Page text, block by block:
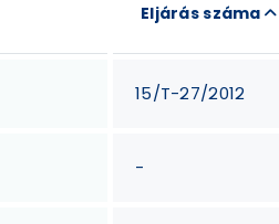
Eljárás száma
15/T-27/2012
-